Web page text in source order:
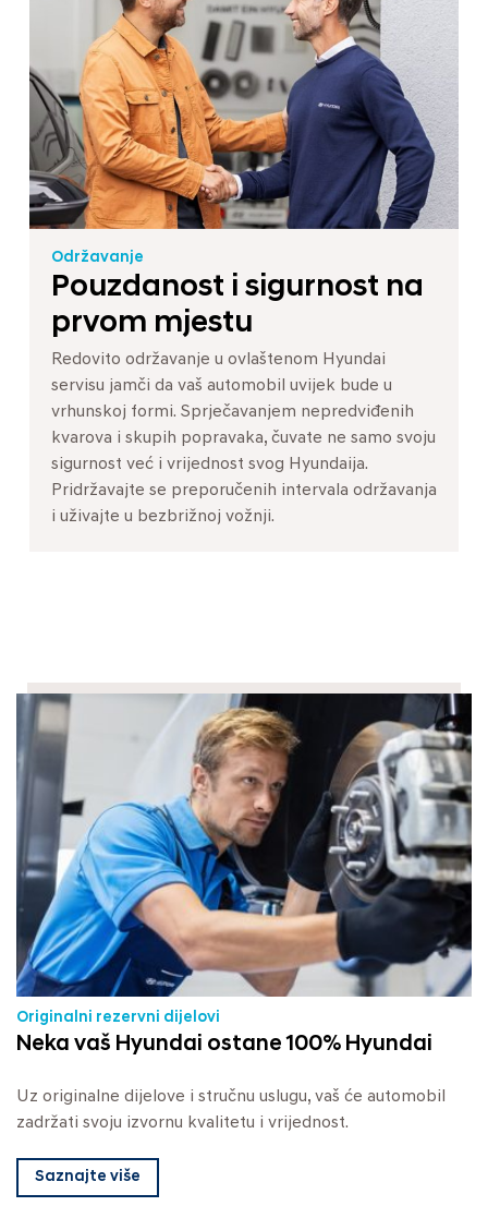
Održavanje
Pouzdanost i sigurnost na
prvom mjestu
Redovito održavanje u ovlaštenom Hyundai
servisu jamči da vaš automobil uvijek bude u
vrhunskoj formi. Sprječavanjem nepredviđenih
kvarova i skupih popravaka, čuvate ne samo svoju
sigurnost već i vrijednost svog Hyundaija.
Pridržavajte se preporučenih intervala održavanja
i uživajte u bezbrižnoj vožnji.
Originalni rezervni dijelovi
Neka vaš Hyundai ostane 100% Hyundai
Uz originalne dijelove i stručnu uslugu, vaš će automobil
zadržati svoju izvornu kvalitetu i vrijednost.
Saznajte više